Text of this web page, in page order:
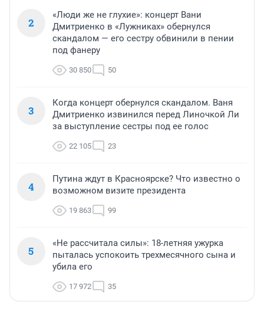
2
«Люди же не глухие»: концерт Вани
Дмитриенко в «Лужниках» обернулся
скандалом — его сестру обвинили в пении
под фанеру
30 850 50
3
Когда концерт обернулся скандалом. Ваня
Дмитриенко извинился перед Линочкой Ли
за выступление сестры под ее голос
22 105 23
4
Путина ждут в Красноярске? Что известно о
возможном визите президента
19 863 99
5
«Не рассчитала силы»: 18-летняя ужурка
пыталась успокоить трехмесячного сына и
убила его
17 972 35